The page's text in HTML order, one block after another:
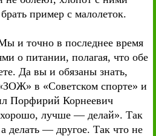
пример с малолеток.
и точно в последнее время
о питании, полагая, что обе
Да вы и обязаны знать,
в «Советском спорте» и
Порфирий Корнеевич
лучше — делай». Так
делать — другое. Так что не